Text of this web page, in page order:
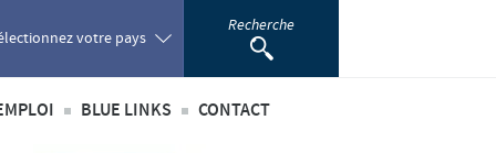
votre pays
Recherche
BLUE LINKS CONTACT